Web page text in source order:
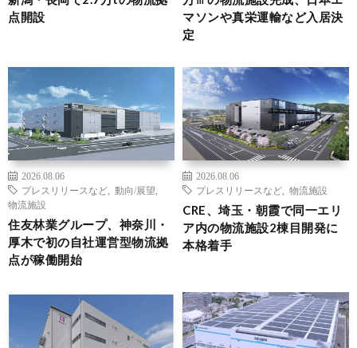
点開設
マソンや真栄運輸など入居決
定
2026.08.06
プレスリリースなど
動向/展望
物流施設
住友林業グループ、神奈川・
厚木で初の自社運営型物流拠
点が稼働開始
2026.08.06
プレスリリースなど
物流施設
CRE、埼玉・朝霞で同一エリ
ア内の物流施設2棟目開発に
本格着手